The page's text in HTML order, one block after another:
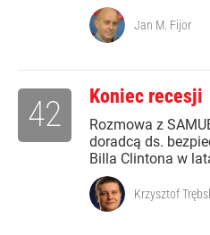
Jan M. Fijor
Koniec recesji
Rozmowa z
doradcą ds.
Billa Clintona w
42
Krzysztof